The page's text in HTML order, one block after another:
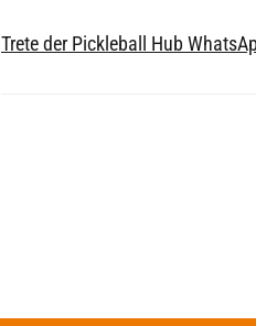
Trete der Pickleball Hub